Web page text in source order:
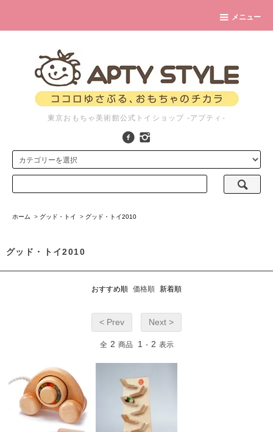
メニュー
東京おもちゃ美術館公式トイショップ -アプティ-
ホーム > グッド・トイ > グッド・トイ2010
グッド・トイ2010
おすすめ順 価格順 新着順
< Prev Next >
全 2 商品 1 - 2 表示